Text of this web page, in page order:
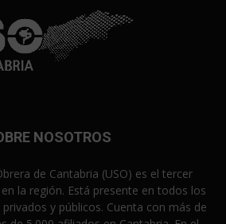
NOSOTROS
de Cantabria (USO) es el tercer
la región. Está presente en todos los
y públicos. Cuenta con más de